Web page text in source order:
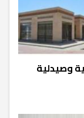
5 محال تجارية وصيدلية